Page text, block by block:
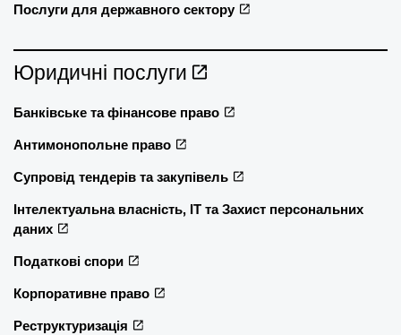
Послуги для державного сектору
Юридичні послуги
Банківське та фінансове право
Антимонопольне право
Супровід тендерів та закупівель
Інтелектуальна власність, ІТ та Захист персональних
даних
Податкові спори
Корпоративне право
Реструктуризація